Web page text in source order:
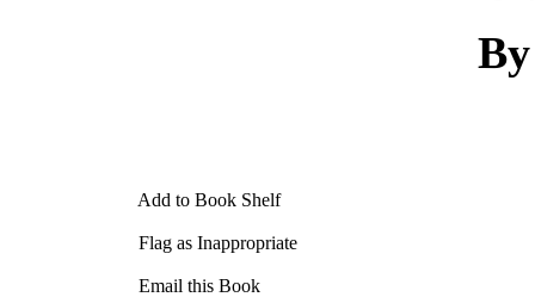
Add to Book Shelf
Flag as Inappropriate
Email this Book